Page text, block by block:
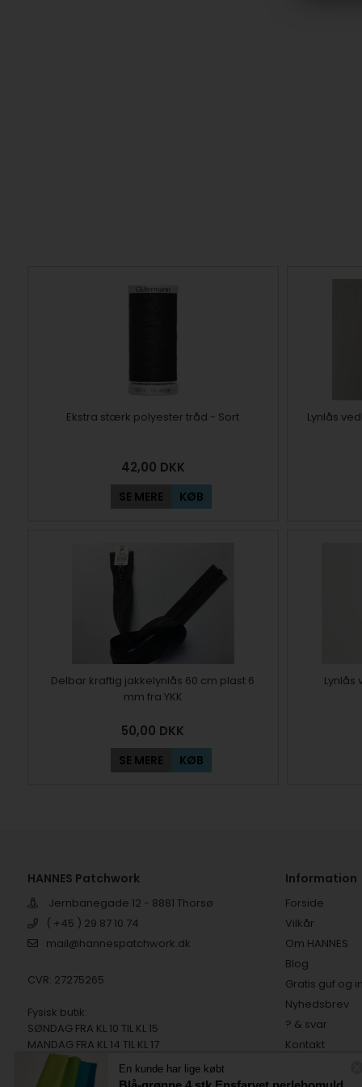
Ekstra stærk polyester tråd - Sort
42,00 DKK
SE MERE KØB
Lynlås
Delbar kraftig jakkelynlås 60 cm plast 6
mm fra YKK
50,00 DKK
SE MERE KØB
Lynlås
HANNES Patchwork
Jernbanegade 12 - 8881 Thorsø
( +45 ) 29 87 10 74
mail@hannespatchwork.dk
CVR: 27275265
Fysisk butik:
SØNDAG FRA KL 10 TIL KL 15
MANDAG FRA KL 14 TIL KL 17
TIRSDAG FRA KL 10 TIL KL 15
Information
Forside
Vilkår
Om HANNES
Blog
Gratis guf og
Nyhedsbrev
? & svar
Kontakt
En kunde har lige købt